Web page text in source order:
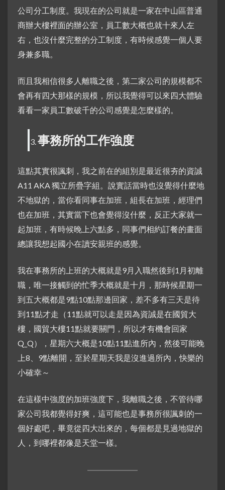
公司分工制度。我現在的公司就是一家在中山區普通
商辦大樓裡面的辦公室，員工數大概也就十來人左
右，也沒什麼完整的分工制度，有時候感覺一個人要
身兼多職。
而且我相信很多人離職之後，第二家公司的規模都不
會再有四大那樣的規模，所以我覺得可以來四大體驗
看看一家員工數破千的公司感覺是怎麼樣的。
事務所的工作強度
這點其實很諷刺，我之前在的組別是最近很夯的資誠
A11 AKA 獨立所疊字組。說實話當時也沒覺得什麼地
不地獄的，當你看同事在加班，組長在加班，經理們
也在加班，其實當下也會覺得沒什麼，反正大家就一
起加班，有時候晚上六點多，同事們相約訂餐的畫面
總讓我想起國小在讀安親班的感覺。
我在事務所的上班的大概就是9月入職然後到1月初離
職，唯一接觸到的忙季大概就是十月，那時候星期一
到五大概都是9點10點那邊回家，差不多有三天是待
到11點才走（11點就可以走是因為資誠是在國貿大
樓，國貿大樓11點就要關門，所以才有機會回家
Q_Q），星期六大概是10點11點進所內，然後可能晚
上8、9點離開，至於星期天我是沒進過所內，快樂的
小確幸～
在這樣中強度的加班強度下，我離職之後，不管待哪
家公司我都覺得好爽，這可能也是事務所很諷刺的一
個好處吧，畢竟從四大出來的，每個都是見過地獄的
人，到哪裡都像是天堂一樣。